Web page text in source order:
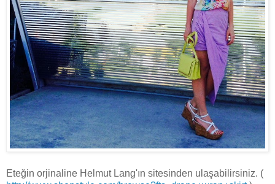
Eteğin orjinaline Helmut Lang'ın sitesinden ulaşabilirsiniz. (